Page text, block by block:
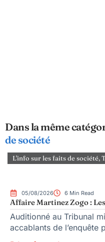
Dans la même
de société
L'info sur les faits de société,
05/08/2026 6 Min Read
Affaire Martinez Zogo :
Auditionné au Tribunal
accablants de l’enquête